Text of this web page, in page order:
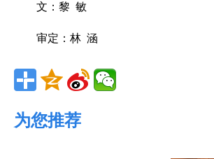
文：黎 敏
审定：林 涵
为您推荐